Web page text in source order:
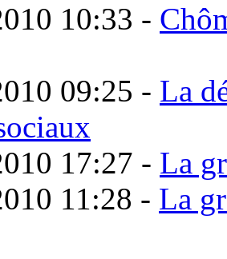
10:33 -
09:25 - La
17:27 - La
11:28 - La